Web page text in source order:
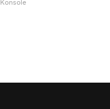
Konsole